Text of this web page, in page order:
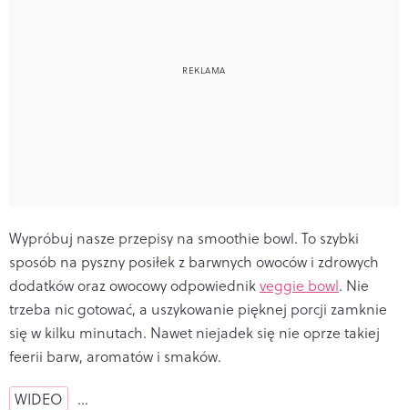
Wypróbuj nasze przepisy na smoothie bowl. To szybki
sposób na pyszny posiłek z barwnych owoców i zdrowych
dodatków oraz owocowy odpowiednikveggie bowl. Nie
trzeba nic gotować, a uszykowanie pięknej porcji zamknie
się w kilku minutach. Nawet niejadek się nie oprze takiej
feerii barw, aromatów i smaków.
WIDEO …